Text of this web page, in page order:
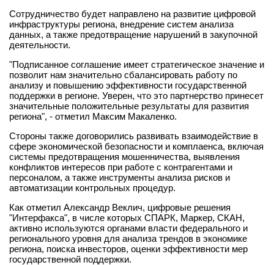
Сотрудничество будет направлено на развитие цифровой
инфраструктуры региона, внедрение систем анализа
данных, а также предотвращение нарушений в закупочной
деятельности.
"Подписанное соглашение имеет стратегическое значение и
позволит нам значительно сбалансировать работу по
анализу и повышению эффективности государственной
поддержки в регионе. Уверен, что это партнерство принесет
значительные положительные результаты для развития
региона", - отметил Максим Макаленко.
Стороны также договорились развивать взаимодействие в
сфере экономической безопасности и комплаенса, включая
системы предотвращения мошенничества, выявления
конфликтов интересов при работе с контрагентами и
персоналом, а также инструменты анализа рисков и
автоматизации контрольных процедур.
Как отметил Александр Веклич, цифровые решения
"Интерфакса", в числе которых СПАРК, Маркер, СКАН,
активно используются органами власти федерального и
регионального уровня для анализа трендов в экономике
региона, поиска инвесторов, оценки эффективности мер
государственной поддержки.